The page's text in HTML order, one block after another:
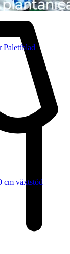
cm växtstöd